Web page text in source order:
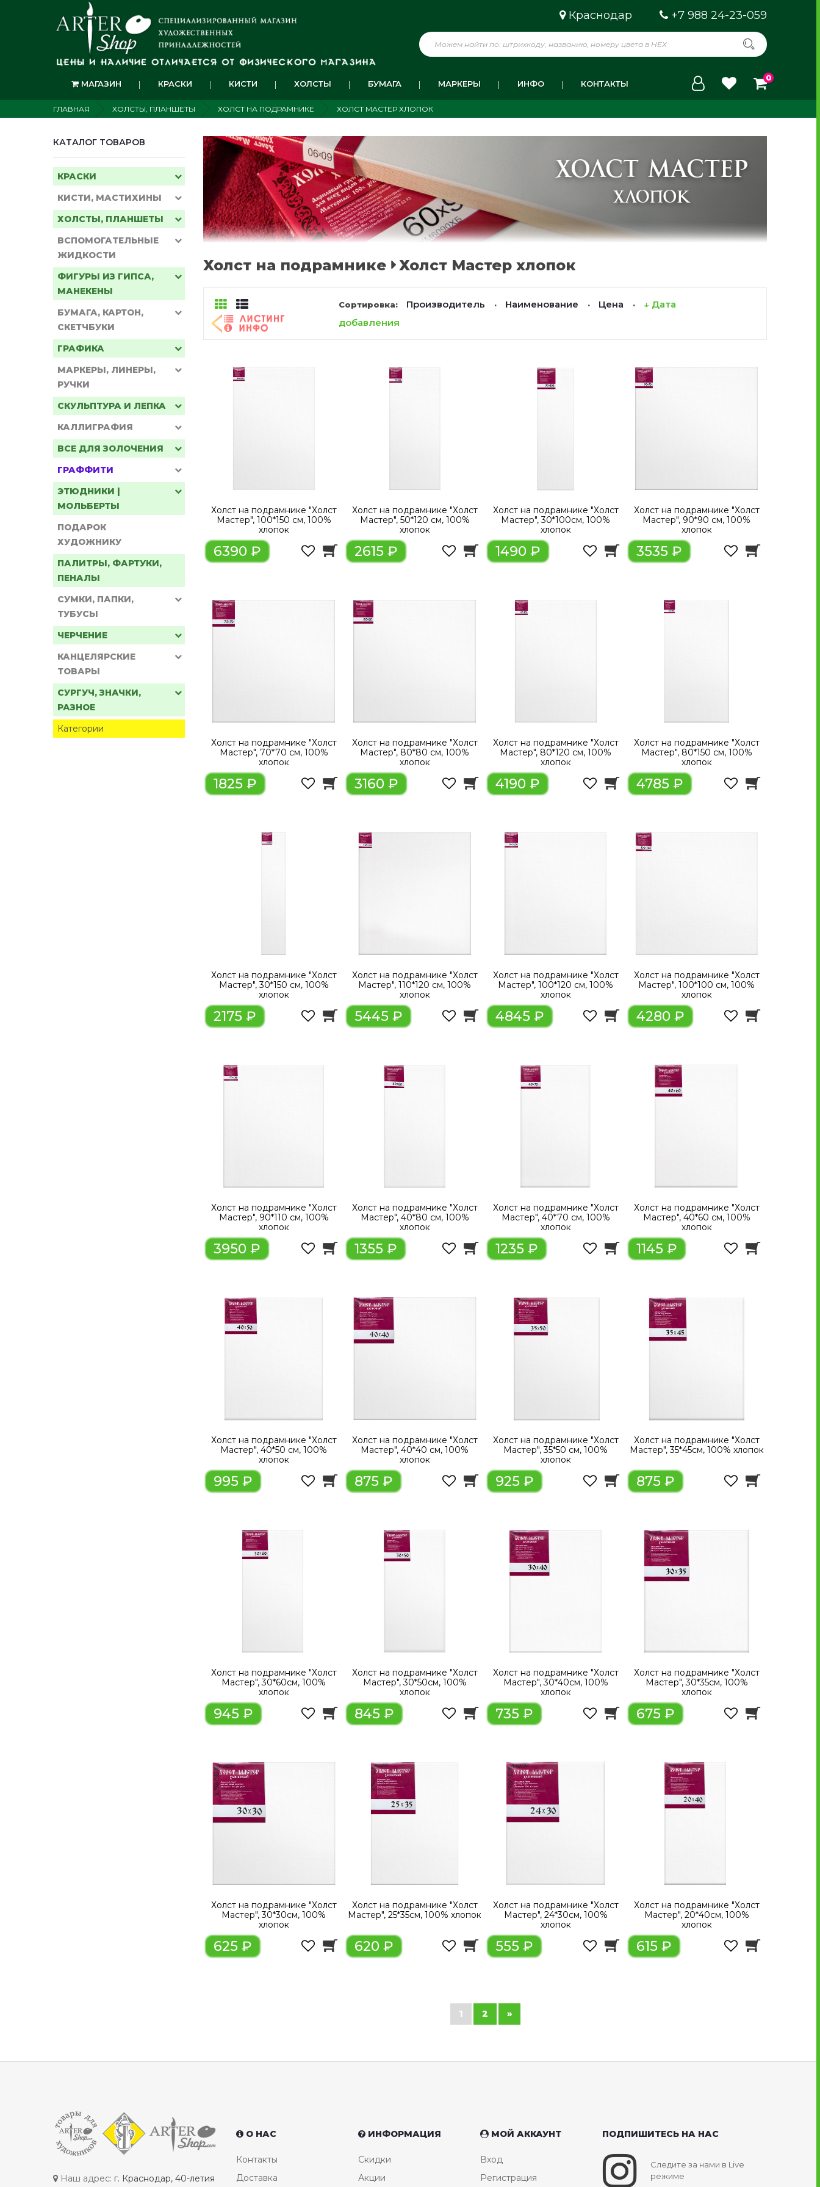
Краснодар +7 988 24-23-059
МАГАЗИН КРАСКИ КИСТИ ХОЛСТЫ БУМАГА МАРКЕРЫ ИНФО КОНТАКТЫ
0
ГЛАВНАЯ ХОЛСТЫ, ПЛАНШЕТЫ ХОЛСТ НА ПОДРАМНИКЕ ХОЛСТ МАСТЕР ХЛОПОК
Холст на подрамнике Холст Мастер хлопок
Сортировка: Производитель · Наименование · Цена ·
↓ Дата
добавления
Холст на подрамнике "Холст
Мастер", 100*150 см, 100%
хлопок
6390 ₽
Холст на подрамнике "Холст
Мастер", 50*120 см, 100%
хлопок
2615 ₽
Холст на подрамнике "Холст
Мастер", 30*100см, 100%
хлопок
1490 ₽
Холст на подрамнике "Холст
Мастер", 90*90 см, 100%
хлопок
3535 ₽
Холст на подрамнике "Холст
Мастер", 70*70 см, 100%
хлопок
1825 ₽
Холст на подрамнике "Холст
Мастер", 80*80 см, 100%
хлопок
3160 ₽
Холст на подрамнике "Холст
Мастер", 80*120 см, 100%
хлопок
4190 ₽
Холст на подрамнике "Холст
Мастер", 80*150 см, 100%
хлопок
4785 ₽
Холст на подрамнике "Холст
Мастер", 30*150 см, 100%
хлопок
2175 ₽
Холст на подрамнике "Холст
Мастер", 110*120 см, 100%
хлопок
5445 ₽
Холст на подрамнике "Холст
Мастер", 100*120 см, 100%
хлопок
4845 ₽
Холст на подрамнике "Холст
Мастер", 100*100 см, 100%
хлопок
4280 ₽
Холст на подрамнике "Холст
Мастер", 90*110 см, 100%
хлопок
3950 ₽
Холст на подрамнике "Холст
Мастер", 40*80 см, 100%
хлопок
1355 ₽
Холст на подрамнике "Холст
Мастер", 40*70 см, 100%
хлопок
1235 ₽
Холст на подрамнике "Холст
Мастер", 40*60 см, 100%
хлопок
1145 ₽
Холст на подрамнике "Холст
Мастер", 40*50 см, 100%
хлопок
995 ₽
Холст на подрамнике "Холст
Мастер", 40*40 см, 100%
хлопок
875 ₽
Холст на подрамнике "Холст
Мастер", 35*50 см, 100%
хлопок
925 ₽
Холст на подрамнике "Холст
Мастер", 35*45см, 100% хлопок
875 ₽
Холст на подрамнике "Холст
Мастер", 30*60см, 100%
хлопок
945 ₽
Холст на подрамнике "Холст
Мастер", 30*50см, 100%
хлопок
845 ₽
Холст на подрамнике "Холст
Мастер", 30*40см, 100%
хлопок
735 ₽
Холст на подрамнике "Холст
Мастер", 30*35см, 100%
хлопок
675 ₽
Холст на подрамнике "Холст
Мастер", 30*30см, 100%
хлопок
625 ₽
Холст на подрамнике "Холст
Мастер", 25*35см, 100% хлопок
620 ₽
Холст на подрамнике "Холст
Мастер", 24*30см, 100%
хлопок
555 ₽
Холст на подрамнике "Холст
Мастер", 20*40см, 100%
хлопок
615 ₽
1 2 »
КАТАЛОГ ТОВАРОВ
КРАСКИ
КИСТИ, МАСТИХИНЫ
ХОЛСТЫ, ПЛАНШЕТЫ
ВСПОМОГАТЕЛЬНЫЕ
ЖИДКОСТИ
ФИГУРЫ ИЗ ГИПСА,
МАНЕКЕНЫ
БУМАГА, КАРТОН,
СКЕТЧБУКИ
ГРАФИКА
МАРКЕРЫ, ЛИНЕРЫ,
РУЧКИ
СКУЛЬПТУРА И ЛЕПКА
КАЛЛИГРАФИЯ
ВСЕ ДЛЯ ЗОЛОЧЕНИЯ
ГРАФФИТИ
ЭТЮДНИКИ |
МОЛЬБЕРТЫ
ПОДАРОК
ХУДОЖНИКУ
ПАЛИТРЫ, ФАРТУКИ,
ПЕНАЛЫ
СУМКИ, ПАПКИ,
ТУБУСЫ
ЧЕРЧЕНИЕ
КАНЦЕЛЯРСКИЕ
ТОВАРЫ
СУРГУЧ, ЗНАЧКИ,
РАЗНОЕ
Категории
Наш адрес: г. Краснодар, 40-летия
О НАС
Контакты
Доставка
ИНФОРМАЦИЯ
Скидки
Акции
МОЙ АККАУНТ
Вход
Регистрация
ПОДПИШИТЕСЬ НА НАС
Следите за нами в Live
режиме